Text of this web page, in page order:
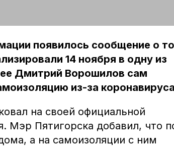
появилось сообщение о
14 ноября в одну из
Дмитрий Ворошилов сам
из-за
на своей официальной
Мэр Пятигорска добавил, что
а на самоизоляции с ним